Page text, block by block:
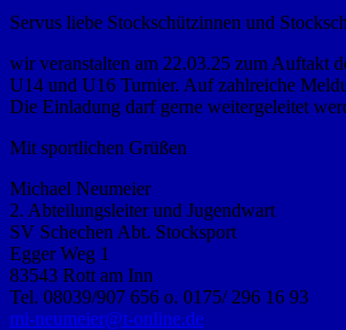
Servus liebe Stockschützinnen und
wir veranstalten am 22.03.25 zum Auftakt
U14 und U16 Turnier. Auf zahlreiche
Die Einladung darf gerne weitergeleitet
Mit sportlichen Grüßen
Michael Neumeier
2. Abteilungsleiter und Jugendwart
SV Schechen Abt. Stocksport
Egger Weg 1
83543 Rott am Inn
Tel. 08039/907 656 o. 0175/ 296 16 93
mi-neumeier@t-online.de